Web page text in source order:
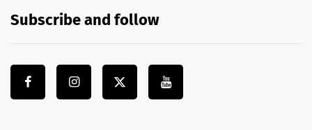
Subscribe and follow